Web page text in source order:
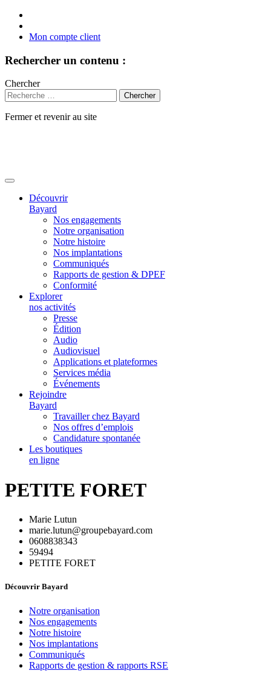
Mon compte client
Rechercher un contenu :
Chercher
Fermer et revenir au site
Découvrir
Bayard
Nos engagements
Notre organisation
Notre histoire
Nos implantations
Communiqués
Rapports de gestion & DPEF
Conformité
Explorer
nos activités
Presse
Édition
Audio
Audiovisuel
Applications et plateformes
Services média
Événements
Rejoindre
Bayard
Travailler chez Bayard
Nos offres d’emplois
Candidature spontanée
Les boutiques
en ligne
PETITE FORET
Marie Lutun
marie.lutun@groupebayard.com
0608838343
59494
PETITE FORET
Découvrir Bayard
Notre organisation
Nos engagements
Notre histoire
Nos implantations
Communiqués
Rapports de gestion & rapports RSE